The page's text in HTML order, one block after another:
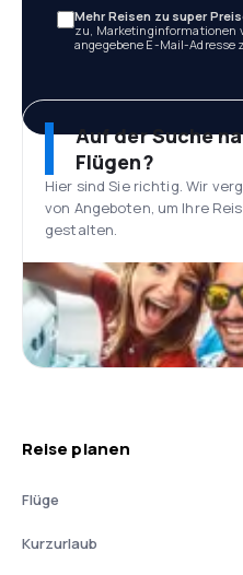
Mehr Reisen zu super
zu, Marketinginformationen
angegebene E-Mail-Adresse
Auf der Suche
Flügen?
Hier sind Sie richtig. Wir
von Angeboten, um Ihre
gestalten.
Reise planen
Flüge
Kurzurlaub